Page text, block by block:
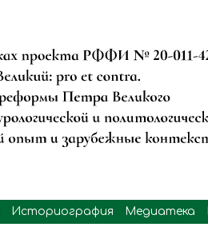
Историография Медиатека